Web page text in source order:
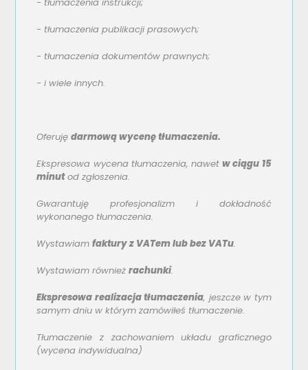
- tłumaczenia instrukcji;
- tłumaczenia publikacji prasowych;
- tłumaczenia dokumentów prawnych;
-i wiele innych.
Oferujędarmową wycenę tłumaczenia.
Ekspresowa wycena tłumaczenia, nawetw ciągu 15
minutod zgłoszenia.
Gwarantuję profesjonalizm i dokładność
wykonanego tłumaczenia.
Wystawiamfaktury z VATem lub bez VATu.
Wystawiam równieżrachunki.
Ekspresowa realizacja tłumaczenia, jeszcze w tym
samym dniu w którym zamówiłeś tłumaczenie.
Tłumaczenie z zachowaniem układu graficznego
(wycena indywidualna)